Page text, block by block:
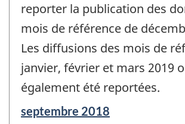
reporter la publication des
mois de référence de
Les diffusions des mois de
janvier, février et mars 2019
également été reportées.
Période
septembre 2018